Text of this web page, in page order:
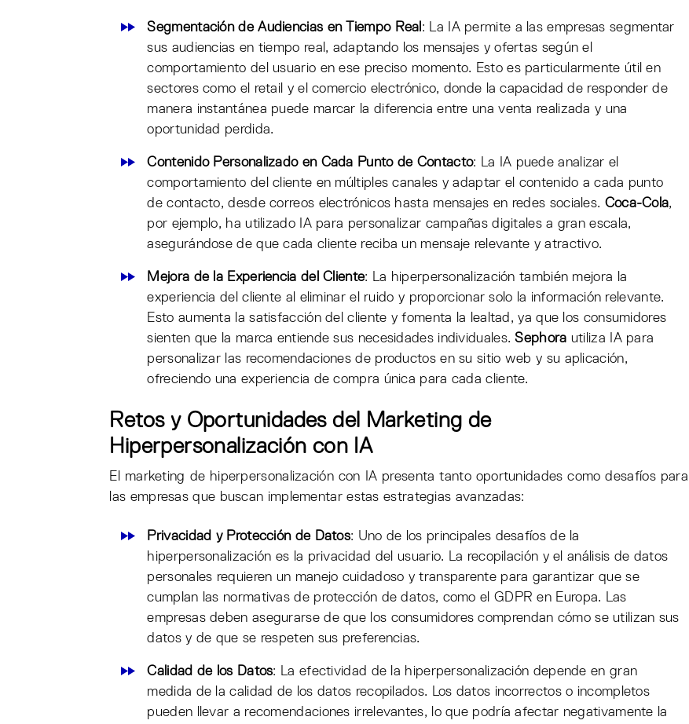
Segmentación de Audiencias en Tiempo Real : La IA permite a las empresas segmentar
sus audiencias en tiempo real, adaptando los mensajes y ofertas según el
comportamiento del usuario en ese preciso momento. Esto es particularmente útil en
sectores como el retail y el comercio electrónico, donde la capacidad de responder de
manera instantánea puede marcar la diferencia entre una venta realizada y una
oportunidad perdida.
Contenido Personalizado en Cada Punto de Contacto: La IA puede analizar el
comportamiento del cliente en múltiples canales y adaptar el contenido a cada punto
de contacto, desde correos electrónicos hasta mensajes en redes sociales. Coca-Cola,
por ejemplo, ha utilizado IA para personalizar campañas digitales a gran escala,
asegurándose de que cada cliente reciba un mensaje relevante y atractivo.
Mejora de la Experiencia del Cliente: La hiperpersonalización también mejora la
experiencia del cliente al eliminar el ruido y proporcionar solo la información relevante.
Esto aumenta la satisfacción del cliente y fomenta la lealtad, ya que los consumidores
sienten que la marca entiende sus necesidades individuales.Sephora utiliza IA para
personalizar las recomendaciones de productos en su sitio web y su aplicación,
ofreciendo una experiencia de compra única para cada cliente.
Retos y Oportunidades del Marketing de
Hiperpersonalización con IA
El marketing de hiperpersonalización con IA presenta tanto oportunidades como desafíos para
las empresas que buscan implementar estas estrategias avanzadas:
Privacidad y Protección de Datos: Uno de los principales desafíos de la
hiperpersonalización es la privacidad del usuario. La recopilación y el análisis de datos
personales requieren un manejo cuidadoso y transparente para garantizar que se
cumplan las normativas de protección de datos, como el GDPR en Europa. Las
empresas deben asegurarse de que los consumidores comprendan cómo se utilizan sus
datos y de que se respeten sus preferencias.
Calidad de los Datos: La efectividad de la hiperpersonalización depende en gran
medida de la calidad de los datos recopilados. Los datos incorrectos o incompletos
pueden llevar a recomendaciones irrelevantes, lo que podría afectar negativamente la